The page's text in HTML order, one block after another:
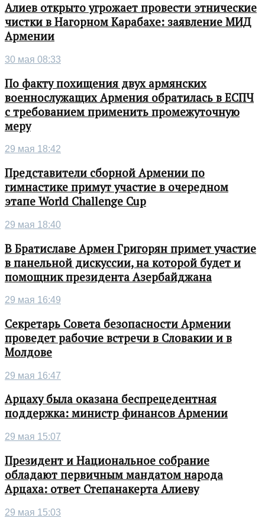
Алиев открыто угрожает провести этнические
чистки в Нагорном Карабахе: заявление МИД
Армении
30 мая 08:33
По факту похищения двух армянских
военнослужащих Армения обратилась в ЕСПЧ
с требованием применить промежуточную
меру
29 мая 18:42
Представители сборной Армении по
гимнастике примут участие в очередном
этапе World Challenge Cup
29 мая 18:40
В Братиславе Армен Григорян примет участие
в панельной дискуссии, на которой будет и
помощник президента Азербайджана
29 мая 16:49
Секретарь Совета безопасности Армении
проведет рабочие встречи в Словакии и в
Молдове
29 мая 16:47
Арцаху была оказана беспрецедентная
поддержка: министр финансов Армении
29 мая 15:07
Президент и Национальное собрание
обладают первичным мандатом народа
Арцаха: ответ Степанакерта Алиеву
29 мая 15:03